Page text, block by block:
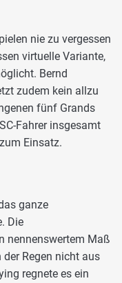
nie zu vergessen
virtuelle Variante,
Bernd
zudem kein allzu
fünf Grands
Fahrer insgesamt
Einsatz.
ganze
Die
nennenswertem Maß
Regen nicht aus
regnete es ein